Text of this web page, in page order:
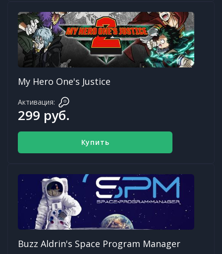
My Hero One's Justice
Активация:
299 руб.
Купить
Buzz Aldrin's Space Program Manager